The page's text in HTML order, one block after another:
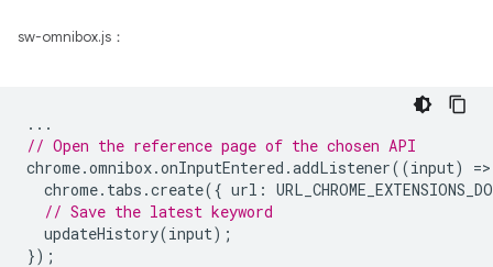
sw-omnibox.js：
...
// Open the reference page of the chosen API
chrome.omnibox.onInputEntered .addListener((input) =>
chrome. tabs .create({ url :
// Save the latest keyword
updateHistory(input);
});